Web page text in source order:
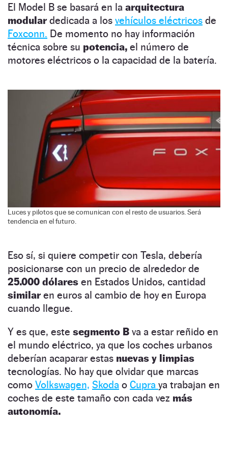
El Model B se basará en la arquitectura
modulardedicada a los vehículos eléctricos de
Foxconn. De momento no hay información
técnica sobre su potencia, el número de
motores eléctricos o la capacidad de la batería.
Luces y pilotos que se comunican con el resto de usuarios. Será
tendencia en el futuro.
Eso sí, si quiere competir con Tesla, debería
posicionarse con un precio de alrededor de
25.000 dólares en Estados Unidos, cantidad
similaren euros al cambio de hoy en Europa
cuando llegue.
Y es que, este segmento B va a estar reñido en
el mundo eléctrico, ya que los coches urbanos
deberían acaparar estas nuevas y limpias
tecnologías. No hay que olvidar que marcas
como Volkswagen, Skoda o Cupra ya trabajan en
coches de este tamaño con cada vez más
autonomía.